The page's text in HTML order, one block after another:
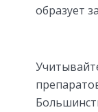
образует